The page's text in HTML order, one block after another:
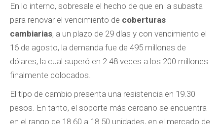
En lo interno, sobresale el hecho de que en la subasta
para renovar el vencimiento de coberturas
cambiarias, a un plazo de 29 días y con vencimiento el
16 de agosto, la demanda fue de 495 millones de
dólares, la cual superó en 2.48 veces a los 200 millones
finalmente colocados.
El tipo de cambio presenta una resistencia en 19.30
pesos. En tanto, el soporte más cercano se encuentra
en el rango de 18.60 a 18.50 unidades, en el mercado de